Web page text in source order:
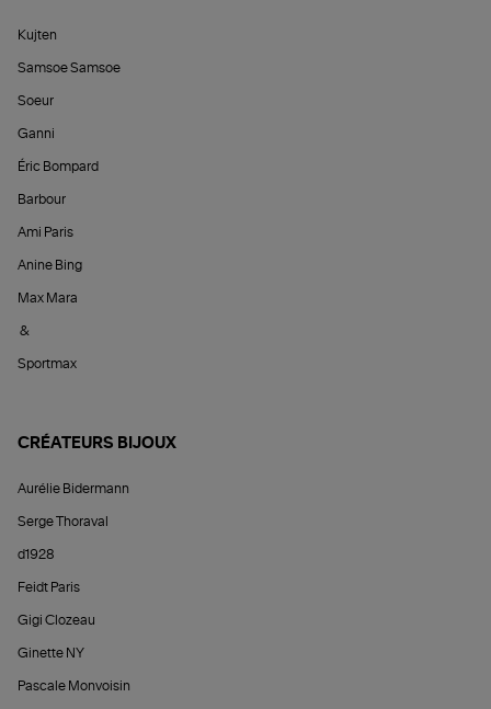
Kujten
Samsoe Samsoe
Soeur
Ganni
Éric Bompard
Barbour
Ami Paris
Anine Bing
Max Mara
&
Sportmax
CRÉATEURS BIJOUX
Aurélie Bidermann
Serge Thoraval
d1928
Feidt Paris
Gigi Clozeau
Ginette NY
Pascale Monvoisin